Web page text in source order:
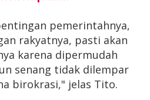
pemerintahnya,
rakyatnya, pasti akan
karena dipermudah
senang tidak dilempar
birokrasi," jelas Tito.